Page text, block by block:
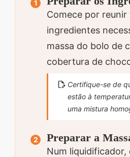
Comece por
ingredientes
massa do bolo de
cobertura de
Certifique-se de
estão à
uma mistura
Preparar a
Num liquidificador,